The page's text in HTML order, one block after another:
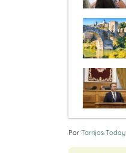
Por Torrijos Today